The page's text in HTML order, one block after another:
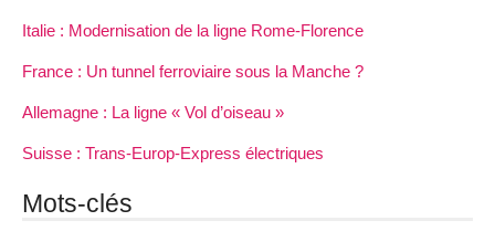
Italie : Modernisation de la ligne Rome-Florence
France : Un tunnel ferroviaire sous la Manche ?
Allemagne : La ligne « Vol d’oiseau »
Suisse : Trans-Europ-Express électriques
Mots-clés